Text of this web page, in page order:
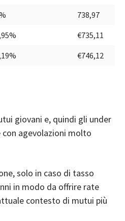
738,97
€735,11
€746,12
giovani e, quindi gli under
agevolazioni molto
solo in caso di tasso
in modo da offrire rate
contesto di mutui più